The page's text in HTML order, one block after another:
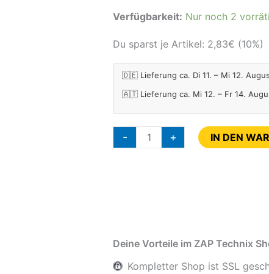
Verfügbarkeit: Nur noch 2
Du sparst je Artikel: 2,83€ (10%)
🇩🇪 Lieferung ca. Di 11. – Mi 12.
🇦🇹 Lieferung ca. Mi 12. – Fr 14.
- + IN DEN
Deine Vorteile im ZAP Technix
Kompletter Shop ist SSL